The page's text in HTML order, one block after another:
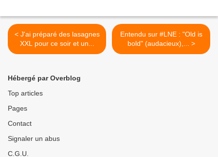
< J'ai préparé des lasagnes
XXL pour ce soir et un...
Entendu sur #LNE : "Old is
bold" (audacieux),... >
Hébergé par Overblog
Top articles
Pages
Contact
Signaler un abus
C.G.U.